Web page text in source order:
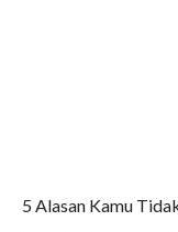
5 Alasan Kamu